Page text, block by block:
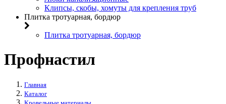
Клипсы, скобы, хомуты для крепления труб
Плитка тротуарная, бордюр
Плитка тротуарная, бордюр
Профнастил
Главная
Каталог